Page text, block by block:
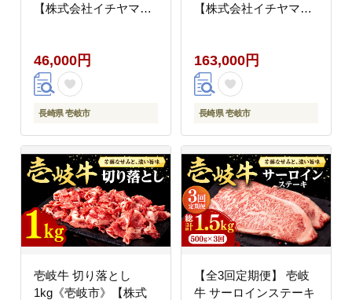
【株式会社イチヤマ】
[JFE092] 46000 46000
円
46,000円
長崎県 壱岐市
【株式会社イチヤマ】
[JFE103] 200000
200000円 20万円
163,000円
長崎県 壱岐市
壱岐牛 切り落とし
1kg《壱岐市》【株式
【全3回定期便】 壱岐
牛 サーロインステーキ